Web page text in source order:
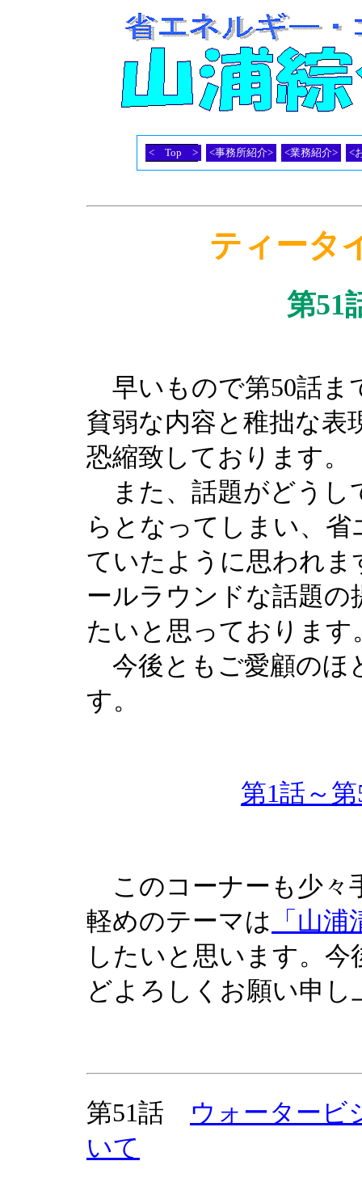
< Top > <事務所紹介> <業務紹介> <
ティータ
第51
早いもので第50話ま
貧弱な内容と稚拙な表
恐縮致しております。
また、話題がどうし
らとなってしまい、
ていたように思われ
ールラウンドな話題の
たいと思っております
今後ともご愛顧のほ
す。
第1話～
このコーナーも少々
軽めのテーマは
「山
したいと思います。
どよろしくお願い申し
第51話 ウォータービ
いて